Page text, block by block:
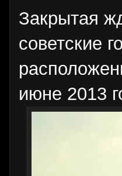
Закрытая
советские
июне 2013